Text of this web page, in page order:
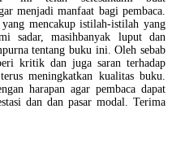
menjadi manfaat bagi pembaca.
mencakup istilah-istilah yang
sadar, masihbanyak luput dan
tentang buku ini. Oleh sebab
kritik dan juga saran terhadap
meningkatkan kualitas buku.
harapan agar pembaca dapat
dan dan pasar modal. Terima